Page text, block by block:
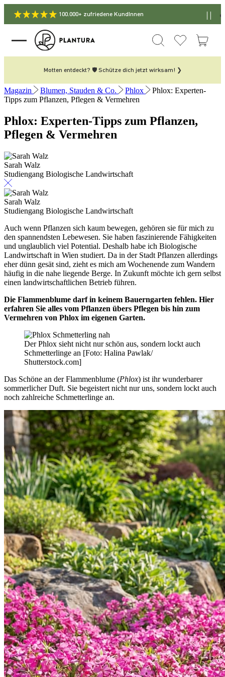
100.000+ zufriedene KundInnen
Motten entdeckt? 🛡️ Schütze dich jetzt wirksam! ❯
Magazin Blumen, Stauden & Co. Phlox
Phlox: Experten-
Tipps zum Pflanzen, Pflegen & Vermehren
Phlox: Experten-Tipps zum Pflanzen,
Pflegen & Vermehren
Sarah Walz
Studiengang Biologische Landwirtschaft
Sarah Walz
Studiengang Biologische Landwirtschaft
Auch wenn Pflanzen sich kaum bewegen, gehören sie für mich zu
den spannendsten Lebewesen. Sie haben faszinierende Fähigkeiten
und unglaublich viel Potential. Deshalb habe ich Biologische
Landwirtschaft in Wien studiert. Da in der Stadt Pflanzen allerdings
eher dünn gesät sind, zieht es mich am Wochenende zum Wandern
häufig in die nahe liegende Berge. In Zukunft möchte ich gern selbst
einen landwirtschaftlichen Betrieb führen.
Die Flammenblume darf in keinem Bauerngarten fehlen. Hier
erfahren Sie alles vom Pflanzen übers Pflegen bis hin zum
Vermehren von Phlox im eigenen Garten.
Der Phlox sieht nicht nur schön aus, sondern lockt auch
Schmetterlinge an [Foto: Halina Pawlak/
Shutterstock.com]
Das Schöne an der Flammenblume (Phlox) ist ihr wunderbarer
sommerlicher Duft. Sie begeistert nicht nur uns, sondern lockt auch
noch zahlreiche Schmetterlinge an.